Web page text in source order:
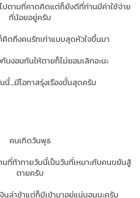
ไปตามที่คาดคิดแต่ก็ยังดีที่ท่านมีค่าใช้จ่าย
ที่น้อยอยู่ครับ
ดถึงคนรักเก่าแบบสุดหัวใจขึ้นมา
นงอนกันให้ตายก็ไม่ยอมเลิกอะนะ
นี้...มีโอกาสรุ่งเรืองขั้นสุดครับ
คนเกิดวันพุธ
นที่ท้าทายวันนี้เป็นวันที่เหมาะกับคนขยันสู้
ตายครับ
งินล่าช้าแต่ก็มีเข้ามาอยู่แน่นอนนะครับ